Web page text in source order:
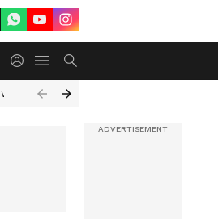
WB Annapurna Yojana New Portal